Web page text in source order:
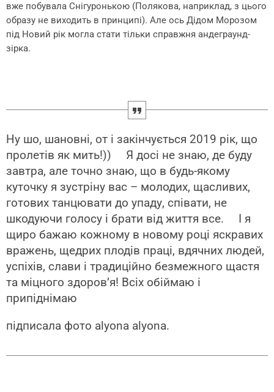
вже побувала Снігуронькою (Полякова, наприклад, з цього
образу не виходить в принципі). Але ось Дідом Морозом
під Новий рік могла стати тільки справжня андеграунд-
зірка.
Ну шо, шановні, от і закiнчується 2019 рiк, що
пролетiв як мить!)) ⠀ Я досi не знаю, де буду
завтра, але точно знаю, що в будь-якому
куточку я зустрiну вас – молодих, щасливих,
готових танцювати до упаду, спiвати, не
шкодуючи голосу і брати вiд життя все. ⠀ I я
щиро бажаю кожному в новому році яскравих
вражень, щедрих плодiв працi, вдячних людей,
успiхiв, слави i традицiйно безмежного щастя
та мiцного здоров’я! Всiх обiймаю і
припіднімаю
підписала фото alyona alyona.